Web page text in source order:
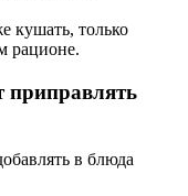
кушать, только
рационе.
приправлять
в блюда